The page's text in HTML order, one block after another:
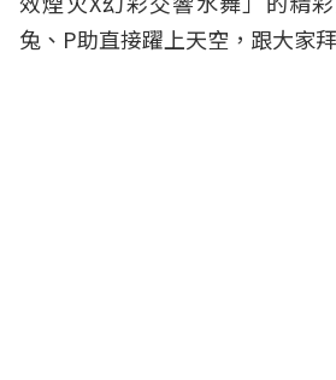
兔、P助直接躍上天空，跟大家